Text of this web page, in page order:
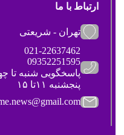
ارتباط با ما
تهران - شریعتی
021-22637462
09352251595
پاسخگویی شنبه تا چهارشنبه
پنجشنبه ۱۱تا ۱۵